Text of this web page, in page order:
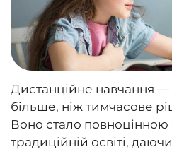
Дистанційне навчання —
більше, ніж тимчасове
Воно стало
традиційній освіті,